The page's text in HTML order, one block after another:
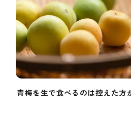
青梅を生で食べるのは控えた方